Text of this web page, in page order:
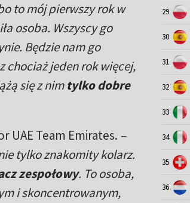
to mój pierwszy rok w
osoba. Wszyscy go
Będzie nam go
chociaż jeden rok więcej,
się z nimtylko dobre
UAE Team Emirates. –
tylko znakomity kolarz.
zespołowy. To osoba,
i skoncentrowanym,
29
30
31
32
33
34
35
36